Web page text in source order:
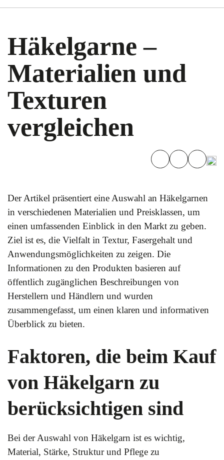
Häkelgarne –
Materialien und
Texturen
vergleichen
Der Artikel präsentiert eine Auswahl an Häkelgarnen
in verschiedenen Materialien und Preisklassen, um
einen umfassenden Einblick in den Markt zu geben.
Ziel ist es, die Vielfalt in Textur, Fasergehalt und
Anwendungsmöglichkeiten zu zeigen. Die
Informationen zu den Produkten basieren auf
öffentlich zugänglichen Beschreibungen von
Herstellern und Händlern und wurden
zusammengefasst, um einen klaren und informativen
Überblick zu bieten.
Faktoren, die beim Kauf
von Häkelgarn zu
berücksichtigen sind
Bei der Auswahl von Häkelgarn ist es wichtig,
Material, Stärke, Struktur und Pflege zu